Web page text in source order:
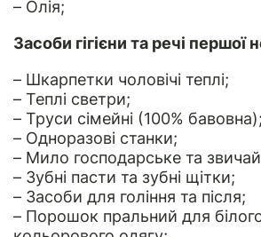
– Олія;
Засоби гігієни та речі першої
– Шкарпетки чоловічі теплі;
– Теплі светри;
– Труси сімейні (100% бавовна);
– Одноразові станки;
– Мило господарське та
– Зубні пасти та зубні щітки;
– Засоби для гоління та після;
– Порошок пральний для